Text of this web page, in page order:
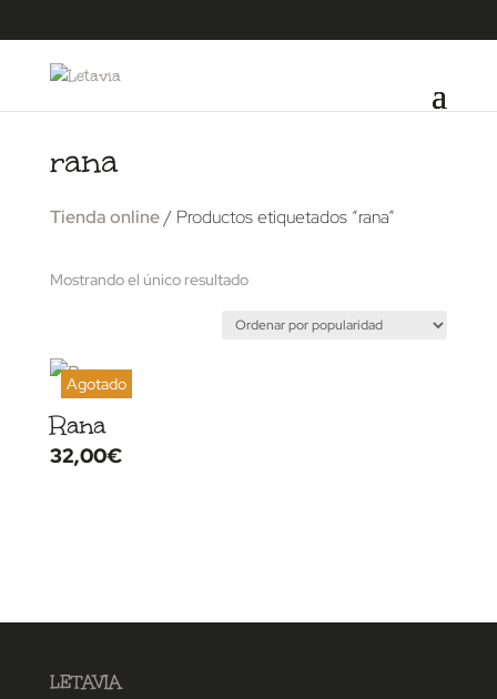
rana
Tienda online/ Productos etiquetados “rana”
Mostrando el único resultado
Rana
32,00€
LETAVIA